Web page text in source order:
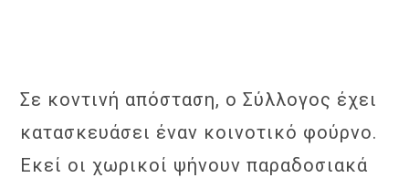
Σε κοντινή απόσταση, ο Σύλλογος έχει
κατασκευάσει έναν κοινοτικό φούρνο.
Εκεί οι χωρικοί ψήνουν παραδοσιακά